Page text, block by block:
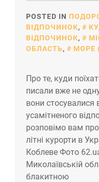
POSTED IN
ВІДПОЧИНОК,
ВІДПОЧИНОК,
ОБЛАСТЬ, МОРЕ
Про те, куди
писали вже не
вони стосувалися
усамітненого
розповімо вам про
літні курорти в
Коблеве Фото
Миколаївській
блакитною